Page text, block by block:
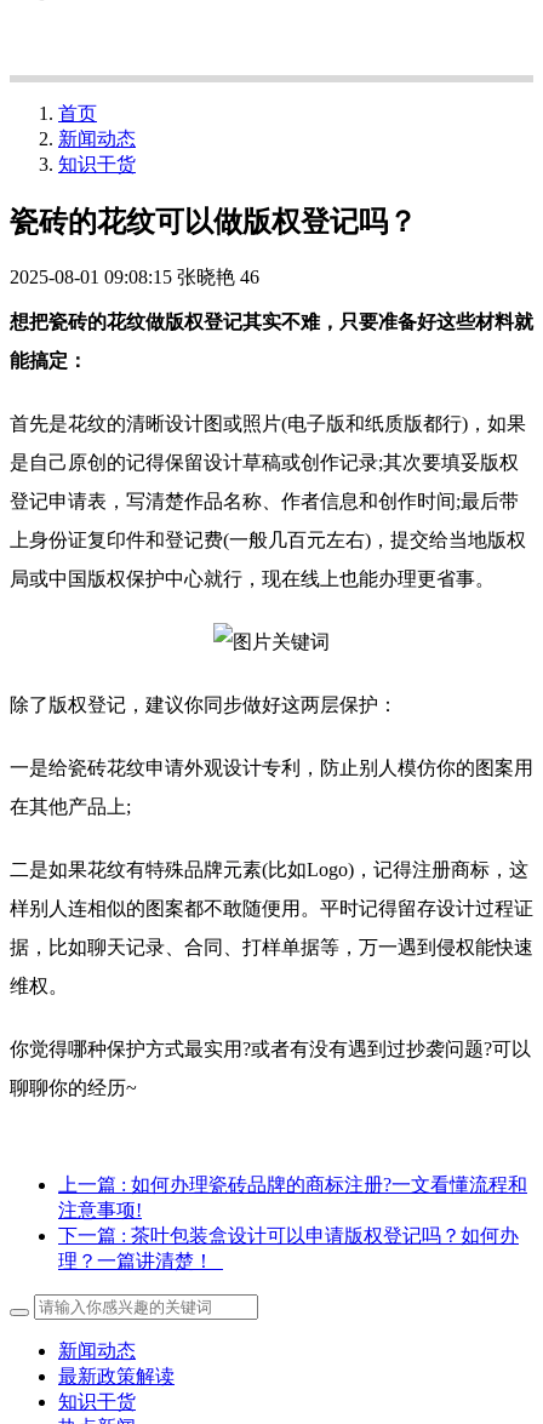
首页
新闻动态
知识干货
瓷砖的花纹可以做版权登记吗？
2025-08-01 09:08:15 张晓艳 46
想把瓷砖的花纹做版权登记其实不难，只要准备好这些材料就
能搞定：
首先是花纹的清晰设计图或照片(电子版和纸质版都行)，如果
是自己原创的记得保留设计草稿或创作记录;其次要填妥版权
登记申请表，写清楚作品名称、作者信息和创作时间;最后带
上身份证复印件和登记费(一般几百元左右)，提交给当地版权
局或中国版权保护中心就行，现在线上也能办理更省事。
除了版权登记，建议你同步做好这两层保护：
一是给瓷砖花纹申请外观设计专利，防止别人模仿你的图案用
在其他产品上;
二是如果花纹有特殊品牌元素(比如Logo)，记得注册商标，这
样别人连相似的图案都不敢随便用。平时记得留存设计过程证
据，比如聊天记录、合同、打样单据等，万一遇到侵权能快速
维权。
你觉得哪种保护方式最实用?或者有没有遇到过抄袭问题?可以
聊聊你的经历~
上一篇 : 如何办理瓷砖品牌的商标注册?一文看懂流程和
注意事项!
下一篇 : 茶叶包装盒设计可以申请版权登记吗？如何办
理？一篇讲清楚！
新闻动态
最新政策解读
知识干货